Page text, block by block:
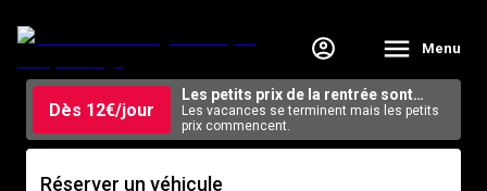
Menu
Dès 12€/jour
Les petits prix de la rentrée sont
arrivés.
Les vacances se terminent mais les petits
prix commencent.
Réserver un véhicule